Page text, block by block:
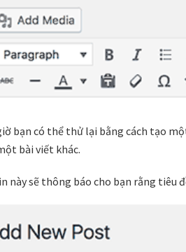
bạn có thể thử lại bằng cách tạo
bài viết khác.
này sẽ thông báo cho bạn rằng tiêu